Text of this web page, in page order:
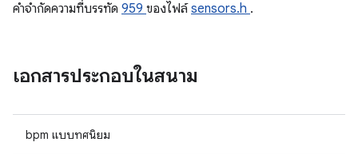
คําจํากัดความที่บรรทัด 959 ของไฟล์sensors.h .
เอกสารประกอบในสนาม
bpm แบบทศนิยม